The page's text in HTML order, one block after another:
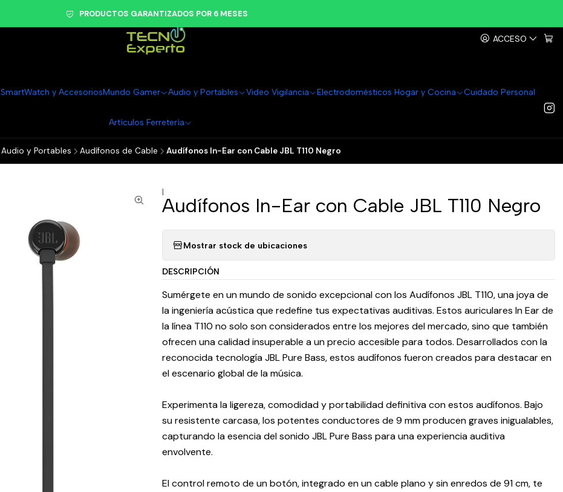
ACCESO
SmartWatch y AccesoriosMundo Gamer Audio y Portables Video Vigilancia Electrodomésticos Hogar y Cocina Cuidado Personal
Artículos Ferretería
PRODUCTOS GARANTIZADOS POR 6 MESES
Audio y Portables Audífonos de Cable Audífonos In-Ear con Cable JBL T110 Negro
|
Audífonos In-Ear con Cable JBL T110 Negro
Mostrar stock de ubicaciones
DESCRIPCIÓN
Sumérgete en un mundo de sonido excepcional con los Audífonos JBL T110, una joya de
la ingeniería acústica que redefine tus expectativas auditivas. Estos auriculares In Ear de
la línea T110 no solo son considerados entre los mejores del mercado, sino que también
ofrecen una calidad insuperable a un precio accesible para todos. Desarrollados con la
reconocida tecnología JBL Pure Bass, estos audífonos fueron creados para destacar en
el escenario global de la música.
Experimenta la ligereza, comodidad y portabilidad definitiva con estos audífonos. Bajo
su resistente carcasa, los potentes conductores de 9 mm producen graves inigualables,
capturando la esencia del sonido JBL Pure Bass para una experiencia auditiva
envolvente.
El control remoto de un botón, integrado en un cable plano y sin enredos de 91 cm, te